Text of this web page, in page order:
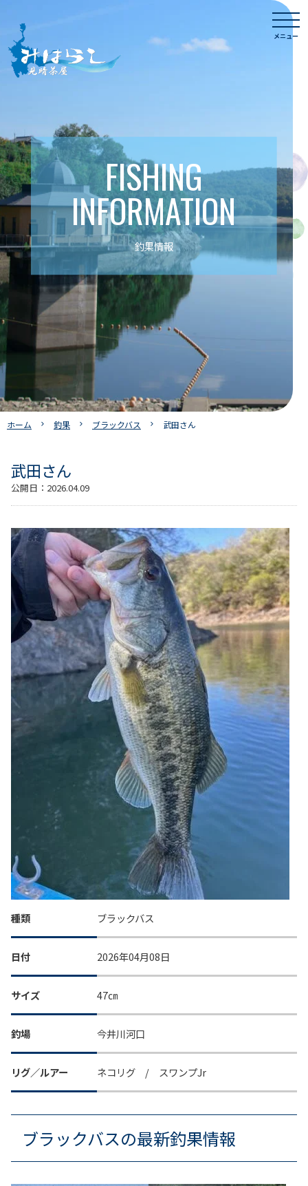
content
メニュー
FISHING
INFORMATION
釣果情報
ホーム 釣果 ブラックバス 武田さん
武田さん
公開日： 2026.04.09
種類 ブラックバス
日付 2026年04月08日
サイズ 47㎝
釣場 今井川河口
リグ／ルアー ネコリグ / スワンプJr
ブラックバスの最新釣果情報